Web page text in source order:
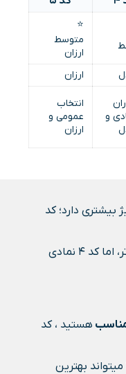
⭐
متوسط
ارزان
ارزان
و
انتخاب
عمومی و
ارزان
بیشتری دارد؛ کد
کد 5 ارزان تر، اما کد 4 نمادی
هستید ، کد
اگر بودجه متوسط دارید، کد4 میتواند بهترین